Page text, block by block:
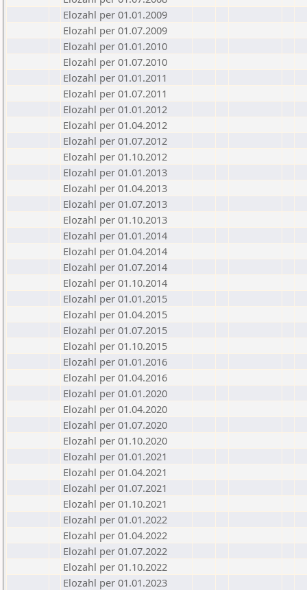
Elozahl per 01.01.2009
Elozahl per 01.07.2009
Elozahl per 01.01.2010
Elozahl per 01.07.2010
Elozahl per 01.01.2011
Elozahl per 01.07.2011
Elozahl per 01.01.2012
Elozahl per 01.04.2012
Elozahl per 01.07.2012
Elozahl per 01.10.2012
Elozahl per 01.01.2013
Elozahl per 01.04.2013
Elozahl per 01.07.2013
Elozahl per 01.10.2013
Elozahl per 01.01.2014
Elozahl per 01.04.2014
Elozahl per 01.07.2014
Elozahl per 01.10.2014
Elozahl per 01.01.2015
Elozahl per 01.04.2015
Elozahl per 01.07.2015
Elozahl per 01.10.2015
Elozahl per 01.01.2016
Elozahl per 01.04.2016
Elozahl per 01.01.2020
Elozahl per 01.04.2020
Elozahl per 01.07.2020
Elozahl per 01.10.2020
Elozahl per 01.01.2021
Elozahl per 01.04.2021
Elozahl per 01.07.2021
Elozahl per 01.10.2021
Elozahl per 01.01.2022
Elozahl per 01.04.2022
Elozahl per 01.07.2022
Elozahl per 01.10.2022
Elozahl per 01.01.2023